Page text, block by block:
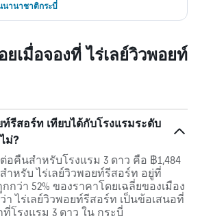
นานาชาติกระบี่
เมื่อจองที่ ไร่เลย์วิวพอยท์
ท์รีสอร์ท เทียบได้กับโรงแรมระดับ
ม่?
อคืนสำหรับโรงแรม 3 ดาว คือ ฿1,484
หรับ ไร่เลย์วิวพอยท์รีสอร์ท อยู่ที่
กว่า 52% ของราคาโดยเฉลี่ยของเมือง
า ไร่เลย์วิวพอยท์รีสอร์ท เป็นข้อเสนอที่
โรงแรม 3 ดาว ใน กระบี่